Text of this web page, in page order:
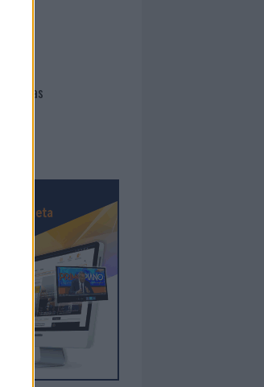
Cabras